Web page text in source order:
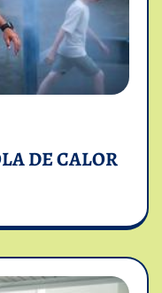
DE CALOR